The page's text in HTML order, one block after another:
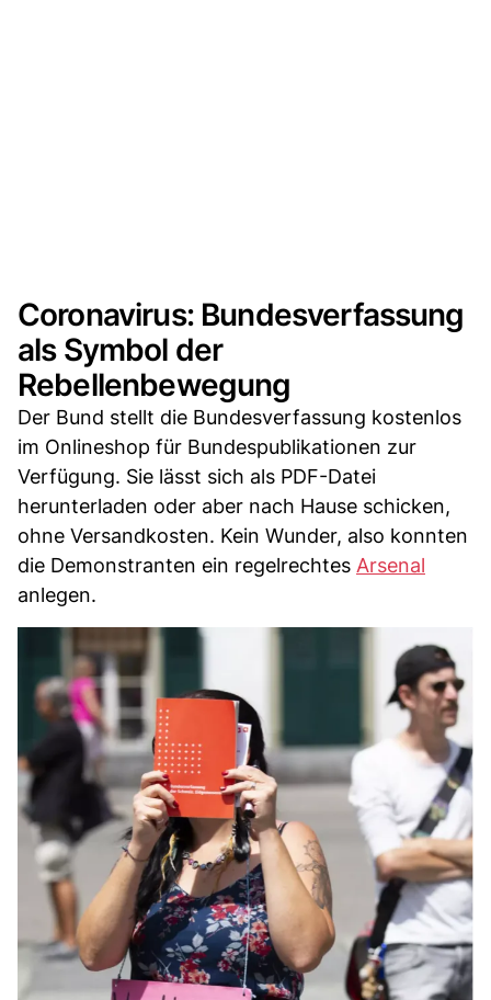
Coronavirus: Bundesverfassung
als Symbol der
Rebellenbewegung
Der Bund stellt die Bundesverfassung kostenlos
im Onlineshop für Bundespublikationen zur
Verfügung. Sie lässt sich als PDF-Datei
herunterladen oder aber nach Hause schicken,
ohne Versandkosten. Kein Wunder, also konnten
die Demonstranten ein regelrechtes Arsenal
anlegen.